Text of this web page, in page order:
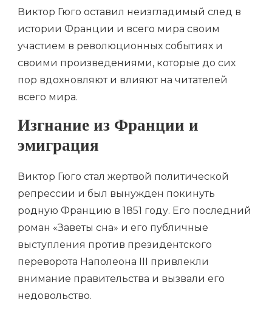
Виктор Гюго оставил неизгладимый след в
истории Франции и всего мира своим
участием в революционных событиях и
своими произведениями, которые до сих
пор вдохновляют и влияют на читателей
всего мира.
Изгнание из Франции и
эмиграция
Виктор Гюго стал жертвой политической
репрессии и был вынужден покинуть
родную Францию в 1851 году. Его последний
роман «Заветы сна» и его публичные
выступления против президентского
переворота Наполеона III привлекли
внимание правительства и вызвали его
недовольство.